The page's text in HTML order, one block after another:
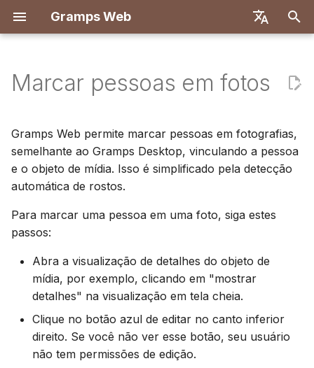
Gramps Web
Deutsch
Español
简体中文
Tiếng Việt
日本語
Dansk
Suomi
i
a
i
Recursos
Primeiros passos
Experimentar localmente
Instalação e
Implantação
Implantar com Docker
Docker com Let's
DigitalOcean
Administração do
servidor
Sistema de usuários
Configuração do
Autenticação OIDC
Personalização do
frontend
Atualização
Usando PostgreSQL
Introdução
Criar conta de proprietário
Importar dados
Gerir utilizadores
Definições de
administração
Sincronizar com Gramps
Registro
Primeiro login
Pesquisa
Árvore genealógica
Linha do tempo
Visão geral
Correspondências de DNA
Navegador de
cromossomos
DNA-Y
Relatórios
Marcadores
Histórico
Filtros GQL
Assistente de IA
Pesquisa externa
Configurações do utilizador
Atalhos de teclado
Notificações
Visão geral
Backend
Introdução
Configuração de
desenvolvimento
Consultas manuais
Frontend
Introdução
Configuração de
desenvolvimento
Tradução
Marcar pessoas em fotos
Gramps Web permite marcar pessoas em fotografias,
semelhante ao Gramps Desktop, vinculando a pessoa
e o objeto de mídia. Isso é simplificado pela detecção
automática de rostos.
Para marcar uma pessoa em uma foto, siga estes
passos:
Abra a visualização de detalhes do objeto de
mídia, por exemplo, clicando em "mostrar
detalhes" na visualização em tela cheia.
Clique no botão azul de editar no canto inferior
direito. Se você não ver esse botão, seu usuário
não tem permissões de edição.